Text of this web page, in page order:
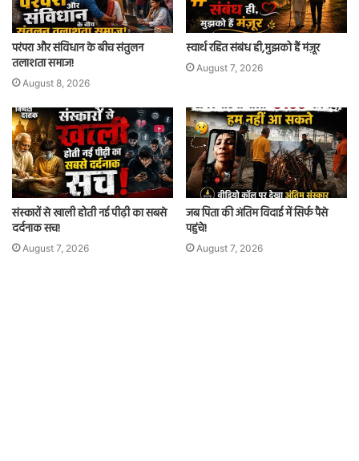
परंपरा और संविधान के बीच संतुलन
तलाशता समाज!
August 8, 2026
स्वार्थ रहित संबंध ही,मुझको हैं मंज़ूर
August 7, 2026
संस्कारों से खाली होती नई पीढ़ी का सबसे
दर्दनाक सच!
August 7, 2026
जब पिता की अंतिम विदाई में सिर्फ पैसे
पहुंचे!
August 7, 2026